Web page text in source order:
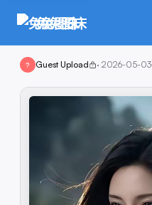
兔兔图床
? Guest Upload · 2026-05-03